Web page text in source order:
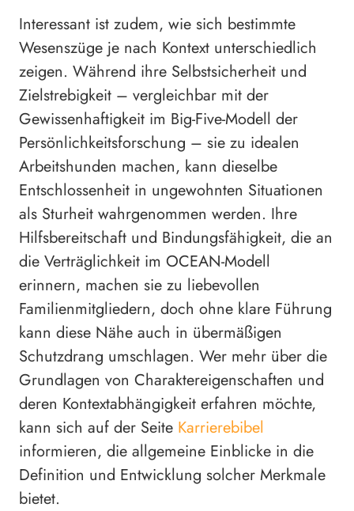
Interessant ist zudem, wie sich bestimmte
Wesenszüge je nach Kontext unterschiedlich
zeigen. Während ihre Selbstsicherheit und
Zielstrebigkeit – vergleichbar mit der
Gewissenhaftigkeit im Big-Five-Modell der
Persönlichkeitsforschung – sie zu idealen
Arbeitshunden machen, kann dieselbe
Entschlossenheit in ungewohnten Situationen
als Sturheit wahrgenommen werden. Ihre
Hilfsbereitschaft und Bindungsfähigkeit, die an
die Verträglichkeit im OCEAN-Modell
erinnern, machen sie zu liebevollen
Familienmitgliedern, doch ohne klare Führung
kann diese Nähe auch in übermäßigen
Schutzdrang umschlagen. Wer mehr über die
Grundlagen von Charaktereigenschaften und
deren Kontextabhängigkeit erfahren möchte,
kann sich auf der Seite Karrierebibel
informieren, die allgemeine Einblicke in die
Definition und Entwicklung solcher Merkmale
bietet.